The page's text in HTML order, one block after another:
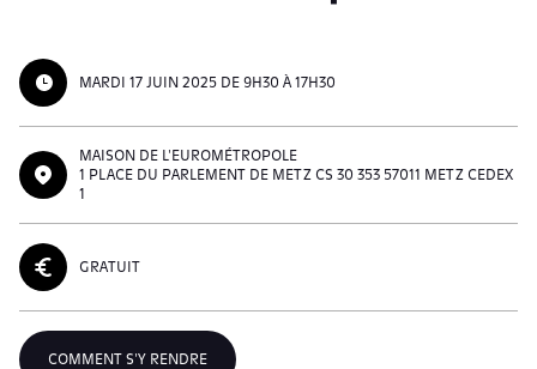
MARDI 17 JUIN 2025 DE 9H30 À 17H30
MAISON DE L'EUROMÉTROPOLE
1 PLACE DU PARLEMENT DE METZ CS 30 353 57011 METZ CEDEX
1
GRATUIT
COMMENT S'Y RENDRE